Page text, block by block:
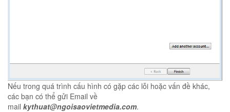
Nếu trong quá trình cấu hình có gặp các lỗi hoặc vấn đề khác,
các bạn có thể gửi Email về
mail kythuat@ngoisaovietmedia.com.